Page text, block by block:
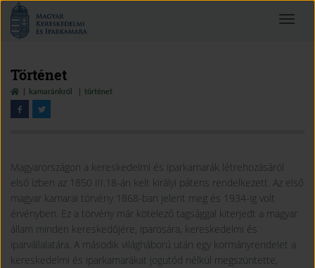
Magyar
Kereskedelmi
és
Toggle
Történet
kamaránkról történet
Magyarországon a kereskedelmi és iparkamarák létrehozásáról
első ízben az 1850 III.18-án kelt királyi pátens rendelkezett. Az első
magyar kamarai törvény 1868-ban jelent meg és 1934-ig volt
érvényben. Ez a törvény már kötelező tagsággal kiterjedt a magyar
állam minden kereskedőjére, iparosára, kereskedelmi és
iparvállalatára. A második világháború után egy kormányrendelet a
kereskedelmi és iparkamarákat jogutód nélkül megszüntette,